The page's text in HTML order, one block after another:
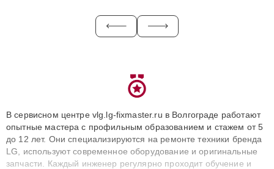
В сервисном центре vlg.lg-fixmaster.ru в Волгограде работают
опытные мастера с профильным образованием и стажем от 5
до 12 лет. Они специализируются на ремонте техники бренда
LG, используют современное оборудование и оригинальные
запчасти. Каждый инженер регулярно проходит обучение и